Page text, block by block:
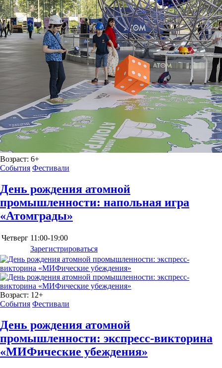
Возраст: 6+
События Фестивали
День рождения атомной
промышленности: напольная игра
«Атомграды»
Четверг 11:00-19:00
Зарегистрироваться
Возраст: 12+
События Фестивали
День рождения атомной
промышленности: экспресс-викторина
«МИФические убеждения»